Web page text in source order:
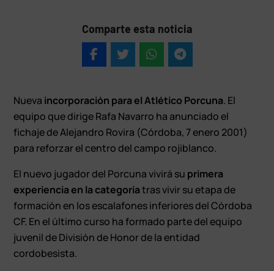
Comparte esta noticia
Nueva incorporación para el Atlético Porcuna. El
equipo que dirige Rafa Navarro ha anunciado el
fichaje de Alejandro Rovira (Córdoba, 7 enero 2001)
para reforzar el centro del campo rojiblanco.
El nuevo jugador del Porcuna vivirá su primera
experiencia en la categoríatras vivir su etapa de
formación en los escalafones inferiores del Córdoba
CF. En el último curso ha formado parte del equipo
juvenil de División de Honor de la entidad
cordobesista.